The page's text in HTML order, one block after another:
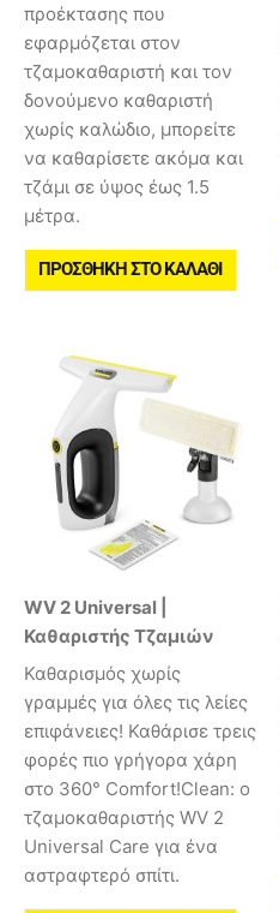
προέκτασης που
εφαρμόζεται στον
τζαμοκαθαριστή και τον
δονούμενο καθαριστή
χωρίς καλώδιο, μπορείτε
να καθαρίσετε ακόμα και
τζάμι σε ύψος έως 1.5
μέτρα.
ΠΡΟΣΘΉΚΗ ΣΤΟ ΚΑΛΆΘΙ
WV 2 Universal |
Καθαριστής Τζαμιών
Καθαρισμός χωρίς
γραμμές για όλες τις λείες
επιφάνειες! Καθάρισε τρεις
φορές πιο γρήγορα χάρη
στο 360° Comfort!Clean: ο
τζαμοκαθαριστής WV 2
Universal Care για ένα
αστραφτερό σπίτι.